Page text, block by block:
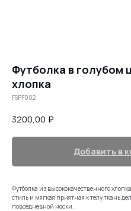
Футболка в голубом
хлопка
FSPF002
3200,00 ₽
Добавить в
Футболка из высококачественного
стиль и мягкая приятная к телу ткань
повседневной носки.